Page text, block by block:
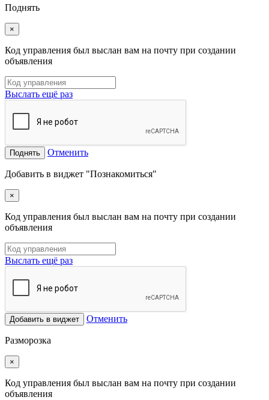
Поднять
×
Код управления был выслан вам на почту при создании
объявления
Выслать ещё раз
Поднять Отменить
Добавить в виджет "Познакомиться"
×
Код управления был выслан вам на почту при создании
объявления
Выслать ещё раз
Добавить в виджет Отменить
Разморозка
×
Код управления был выслан вам на почту при создании
объявления